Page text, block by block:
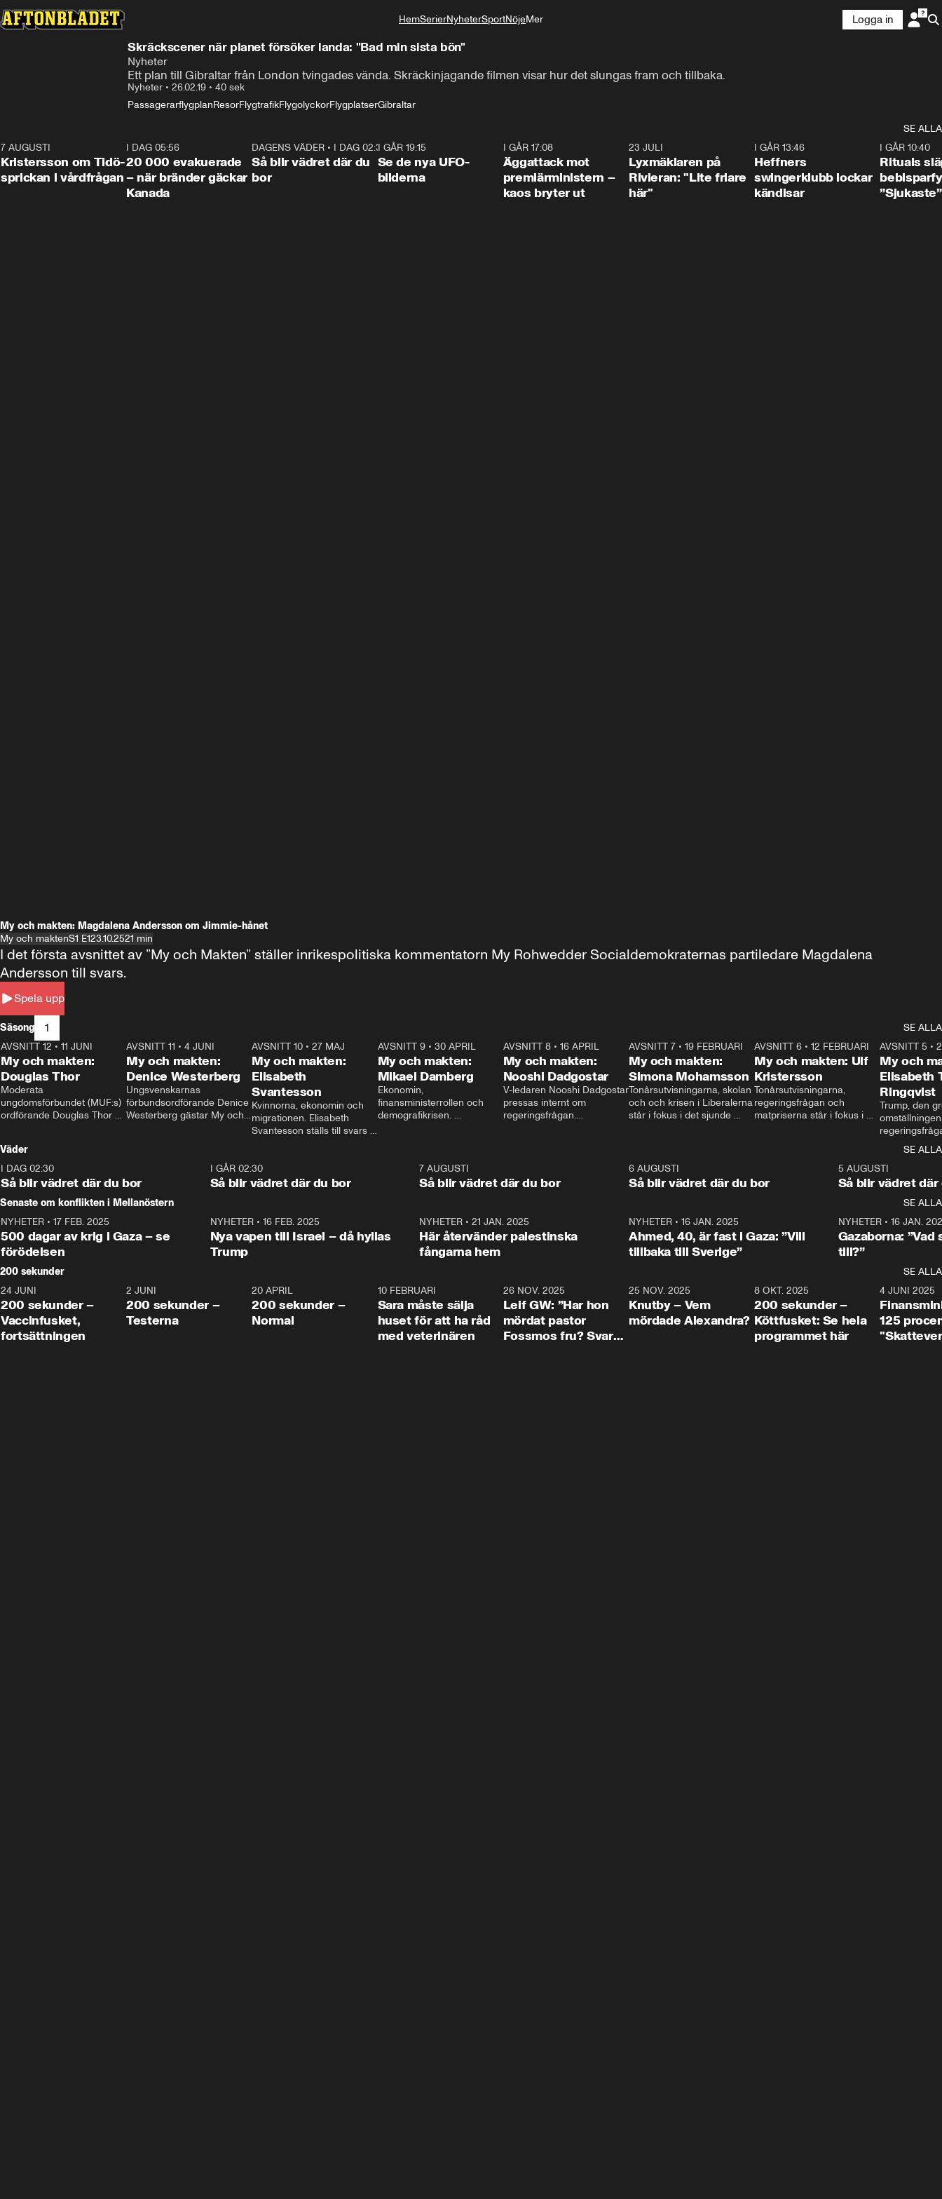
HemSerierNyheterSportNöjeMer
Logga in
Skräckscener när planet försöker landa: "Bad min sista bön"
Nyheter
Ett plan till Gibraltar från London tvingades vända. Skräckinjagande filmen visar hur det slungas fram och tillbaka.
Nyheter • 26.02.19 • 40 sek
PassagerarflygplanResorFlygtrafikFlygolyckorFlygplatserGibraltar
SE ALLA
7 AUGUSTI
Kristersson om Tidö-
sprickan i vårdfrågan
I DAG 05:56
20 000 evakuerade
– när bränder gäckar
Kanada
1:06
DAGENS VÄDER • I DAG 02:30
Så blir vädret där du
bor
I GÅR 19:15
Se de nya UFO-
bilderna
I GÅR 17:08
Äggattack mot
premiärministern –
kaos bryter ut
23 JULI
Lyxmäklaren på
Rivieran: "Lite friare
här"
I GÅR 13:46
Heffners
swingerklubb lockar
kändisar
I GÅR 10:40
Rituals
”Sjukaste”
My och makten: Magdalena Andersson om Jimmie-hånet
My och maktenS1 E123.10.2521 min
Spela upp
I det första avsnittet av ”My och Makten” ställer inrikespolitiska kommentatorn My Rohwedder Socialdemokraternas partiledare Magdalena
Andersson till svars.
Säsong 1
SE ALLA
26:27
AVSNITT 12 • 11 JUNI
My och makten:
Douglas Thor
Moderata
ungdomsförbundet (MUF:s)
ordförande Douglas Thor
tonårsutvisningarna och hur
Moderaterna ska locka
väljare till valet i höst.
23:40
AVSNITT 11 •4 JUNI
My och makten:
Denice Westerberg
Ungsvenskarnas
förbundsordförande Denice
Westerberg gästar My och
AVSNITT 10 •27 MAJ
My och makten:
Elisabeth
Svantesson
Kvinnorna, ekonomin och
migrationen. Elisabeth
Svantesson ställs till svars
AVSNITT 9• 30 APRIL
My och makten:
Mikael Damberg
Ekonomin,
finansministerrollen och
demografikrisen.
och Makten.
AVSNITT 8• 16 APRIL
My och makten:
Nooshi Dadgostar
V-ledaren Nooshi Dadgostar
pressas internt om
regeringsfrågan.
– Vi ställer upp i val. Ska vi
vara med så sitter vi förstås
24:30
AVSNITT 7• 19 FEBRUARI
My och makten:
Simona Mohamsson
Tonårsutvisningarna, skolan
och och krisen i Liberalerna
står i fokus i det sjunde
kommentator My
Rohwedder ställer
utbildnings- och
Mohamsson till svars.
27:30
AVSNITT 6 •12 FEBRUARI
My och makten: Ulf
Kristersson
Tonårsutvisningarna,
regeringsfrågan och
matpriserna står i fokus i
Rohwedder ställer
statsminister Ulf Kristersson
AVSNITT 5 •
My och
Elisabeth
Ringqvist
Trump, den
centrum i
avsnittet av
Makten”. Se
Aftonbladets
Rohwedder
Thand Ring
Väder
SE ALLA
I DAG 02:30
Så blir vädret där du bor
1:06
I GÅR 02:30
Så blir vädret där du bor
7 AUGUSTI
Så blir vädret där du bor
6 AUGUSTI
Så blir vädret där du bor
5 AUGUSTI
Så blir vädret där
Senaste om konflikten i Mellanöstern
SE ALLA
NYHETER • 17 FEB. 2025
500 dagar av krig i Gaza – se
förödelsen
NYHETER• 16 FEB. 2025
Nya vapen till Israel – då hyllas
Trump
NYHETER •21 JAN. 2025
Här återvänder palestinska
fångarna hem
NYHETER• 16 JAN. 2025
Ahmed, 40, är fast i Gaza: ”Vill
tillbaka till Sverige”
NYHETER• 16 JAN.
Gazaborna:
till?”
200 sekunder
SE ALLA
5:00
24 JUNI
200 sekunder –
Vaccinfusket,
fortsättningen
4:23
2 JUNI
200 sekunder –
Testerna
20 APRIL
200 sekunder –
Normal
10 FEBRUARI
Sara måste sälja
huset för att ha råd
med veterinären
26 NOV. 2025
Leif GW: ”Har hon
mördat pastor
Fossmos fru? Svar
31:05
25 NOV. 2025
Knutby – Vem
mördade Alexandra?
4:29
8 OKT. 2025
200 sekunder –
Köttfusket: Se hela
programmet här
4 JUNI 2025
125